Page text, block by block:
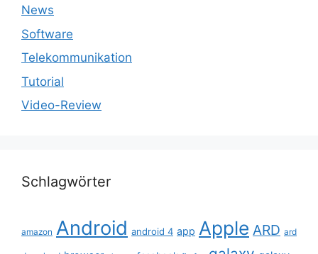
News
Software
Telekommunikation
Tutorial
Video-Review
Schlagwörter
amazon Android android 4 app Apple ARD ard